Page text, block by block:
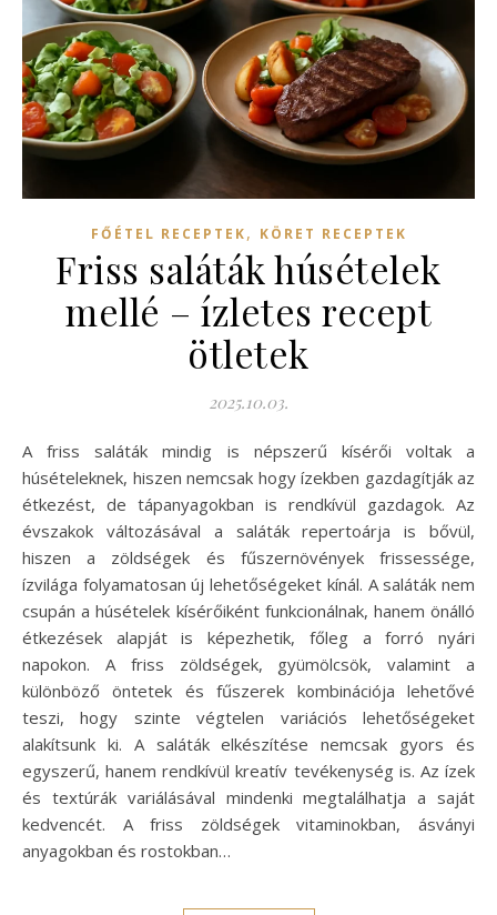
FŐÉTEL RECEPTEK, KÖRET RECEPTEK
Friss saláták húsételek
mellé – ízletes recept
ötletek
2025.10.03.
A friss saláták mindig is népszerű kísérői voltak a
húsételeknek, hiszen nemcsak hogy ízekben gazdagítják az
étkezést, de tápanyagokban is rendkívül gazdagok. Az
évszakok változásával a saláták repertoárja is bővül,
hiszen a zöldségek és fűszernövények frissessége,
ízvilága folyamatosan új lehetőségeket kínál. A saláták nem
csupán a húsételek kísérőiként funkcionálnak, hanem önálló
étkezések alapját is képezhetik, főleg a forró nyári
napokon. A friss zöldségek, gyümölcsök, valamint a
különböző öntetek és fűszerek kombinációja lehetővé
teszi, hogy szinte végtelen variációs lehetőségeket
alakítsunk ki. A saláták elkészítése nemcsak gyors és
egyszerű, hanem rendkívül kreatív tevékenység is. Az ízek
és textúrák variálásával mindenki megtalálhatja a saját
kedvencét. A friss zöldségek vitaminokban, ásványi
anyagokban és rostokban…